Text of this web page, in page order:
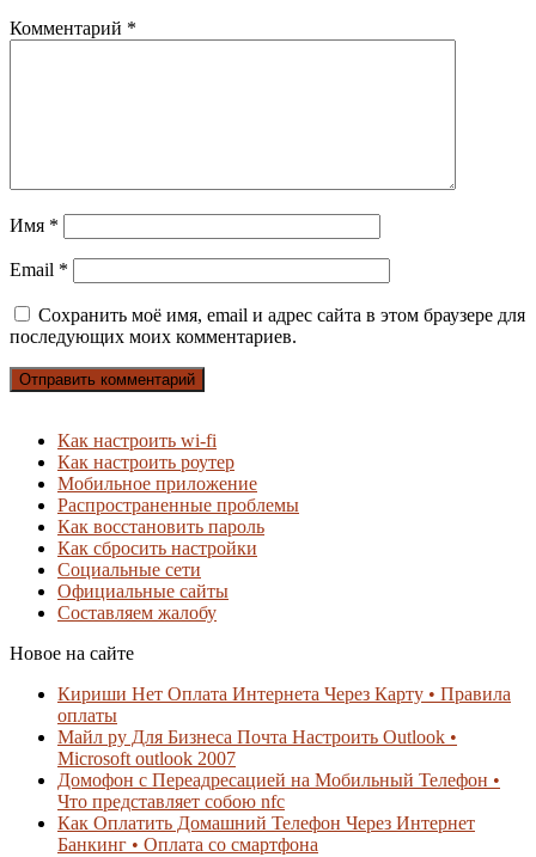
Комментарий *
Имя *
Email *
Сохранить моё имя, email и адрес сайта в этом браузере для
последующих моих комментариев.
Как настроить wi-fi
Как настроить роутер
Мобильное приложение
Распространенные проблемы
Как восстановить пароль
Как сбросить настройки
Социальные сети
Официальные сайты
Составляем жалобу
Новое на сайте
Кириши Нет Оплата Интернета Через Карту • Правила
оплаты
Майл ру Для Бизнеса Почта Настроить Outlook •
Microsoft outlook 2007
Домофон с Переадресацией на Мобильный Телефон •
Что представляет собою nfc
Как Оплатить Домашний Телефон Через Интернет
Банкинг • Оплата со смартфона